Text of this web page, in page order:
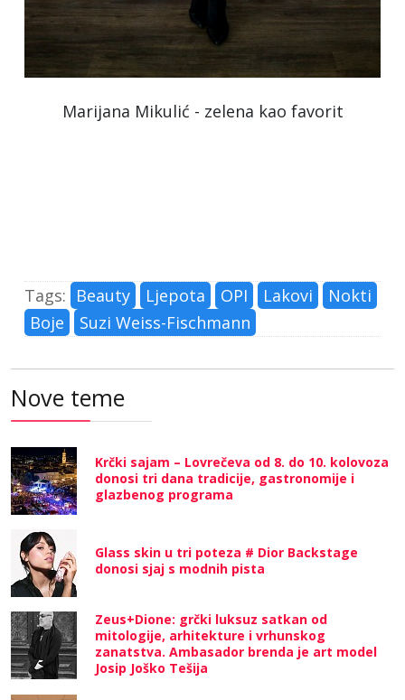
Marijana Mikulić - zelena kao favorit
Tags: Beauty Ljepota OPI Lakovi
Nokti
Boje
Suzi Weiss-Fischmann
Nove teme
Krčki sajam – Lovrečeva od 8. do 10. kolovoza
donosi tri dana tradicije, gastronomije i
glazbenog programa
Glass skin u tri poteza # Dior Backstage
donosi sjaj s modnih pista
Zeus+Dione: grčki luksuz satkan od
mitologije, arhitekture i vrhunskog
zanatstva. Ambasador brenda je art model
Josip Joško Tešija